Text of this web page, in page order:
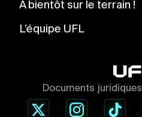
À bientôt sur le terrain !
L’équipe UFL
Documents juridiques